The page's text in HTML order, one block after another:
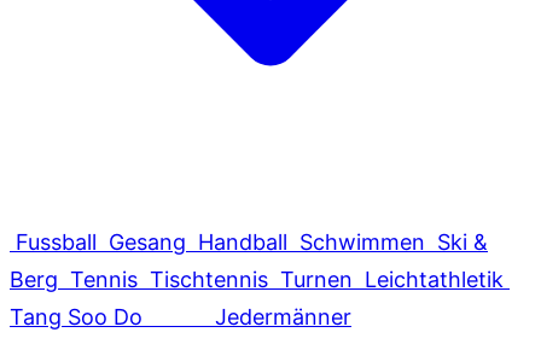
Fussball Gesang Handball Schwimmen Ski &
Berg Tennis Tischtennis Turnen Leichtathletik
Tang Soo Do
Jedermänner